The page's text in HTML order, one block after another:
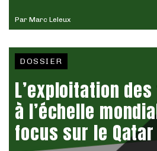
Par Marc Leleux
DOSSIER
L’exploitation
à l’échelle
focus sur le Qatar